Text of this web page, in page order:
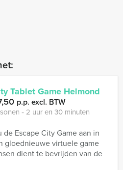
Tablet Game Helmond
p.p. excl. BTW
‐ 2 uur en 30 minuten
Escape City Game aan in
gloednieuwe virtuele game
dient te bevrijden van de